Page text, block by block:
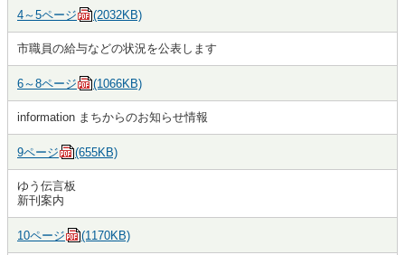
4～5ページ (2032KB)
市職員の給与などの状況を公表します
6～8ページ (1066KB)
information まちからのお知らせ情報
9ページ (655KB)
ゆう伝言板
新刊案内
10ページ (1170KB)